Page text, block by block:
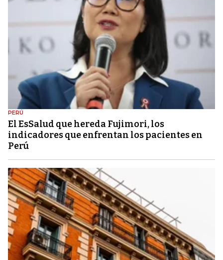
PERÚ
El EsSalud que hereda Fujimori, los
indicadores que enfrentan los pacientes en
Perú